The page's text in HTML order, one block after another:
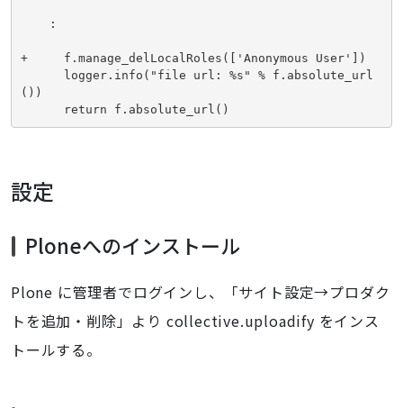
    :
+     f.manage_delLocalRoles(['Anonymous User'])
())
      return f.absolute_url()
設定
Ploneへのインストール
Plone に管理者でログインし、「サイト設定→プロダク
トを追加・削除」より collective.uploadify をインス
トールする。